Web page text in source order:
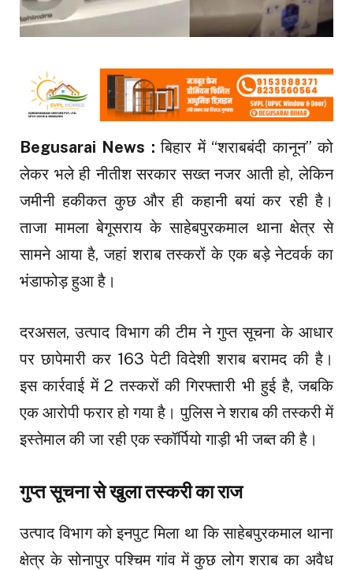
Begusarai News :बिहार में “शराबबंदी कानून” को
लेकर भले ही नीतीश सरकार सख्त नजर आती हो, लेकिन
जमीनी हकीकत कुछ और ही कहानी बयां कर रही है।
ताजा मामला बेगूसराय के साहेबपुरकमाल थाना क्षेत्र से
सामने आया है, जहां शराब तस्करों के एक बड़े नेटवर्क का
भंडाफोड़ हुआ है।
दरअसल, उत्पाद विभाग की टीम ने गुप्त सूचना के आधार
पर छापेमारी कर 163 पेटी विदेशी शराब बरामद की है।
इस कार्रवाई में 2 तस्करों की गिरफ्तारी भी हुई है, जबकि
एक आरोपी फरार हो गया है। पुलिस ने शराब की तस्करी में
इस्तेमाल की जा रही एक स्कॉर्पियो गाड़ी भी जब्त की है।
गुप्त सूचना से खुला तस्करी का राज
उत्पाद विभाग को इनपुट मिला था कि साहेबपुरकमाल थाना
क्षेत्र के सोनापुर पश्चिम गांव में कुछ लोग शराब का अवैध